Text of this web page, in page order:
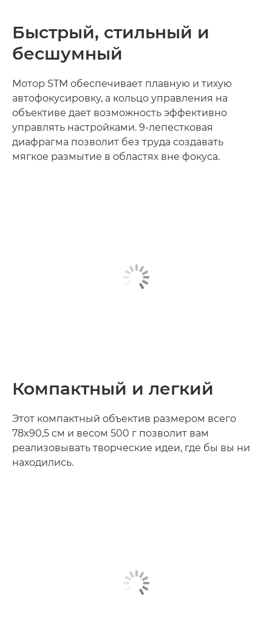
Быстрый, стильный и
бесшумный
Мотор STM обеспечивает плавную и тихую
автофокусировку, а кольцо управления на
объективе дает возможность эффективно
управлять настройками. 9-лепестковая
диафрагма позволит без труда создавать
мягкое размытие в областях вне фокуса.
Компактный и легкий
Этот компактный объектив размером всего
78x90,5 см и весом 500 г позволит вам
реализовывать творческие идеи, где бы вы ни
находились.